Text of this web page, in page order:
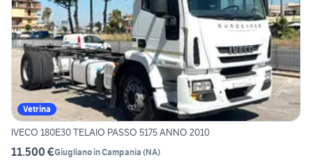
Vetrina
IVECO 180E30 TELAIO PASSO 5175 ANNO 2010
11.500 €Giugliano in Campania (NA)